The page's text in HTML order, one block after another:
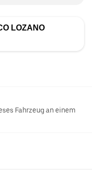
LOZANO
Fahrzeug an einem